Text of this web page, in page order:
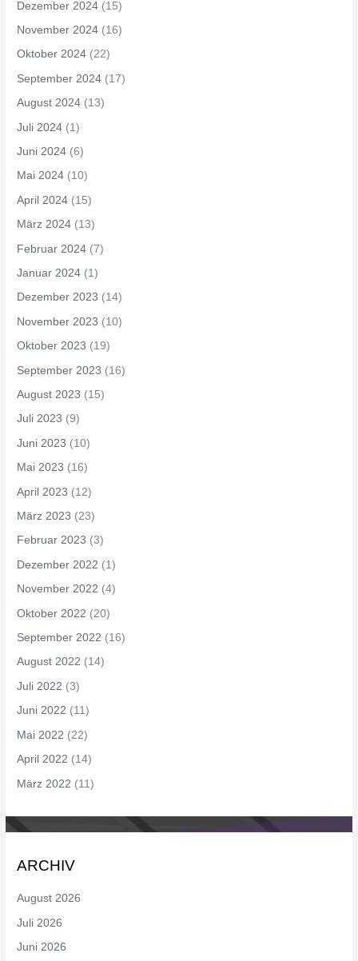
Dezember 2024 (15)
November 2024 (16)
Oktober 2024 (22)
September 2024 (17)
August 2024 (13)
Juli 2024 (1)
Juni 2024 (6)
Mai 2024 (10)
April 2024 (15)
März 2024 (13)
Februar 2024 (7)
Januar 2024 (1)
Dezember 2023 (14)
November 2023 (10)
Oktober 2023 (19)
September 2023 (16)
August 2023 (15)
Juli 2023 (9)
Juni 2023 (10)
Mai 2023 (16)
April 2023 (12)
März 2023 (23)
Februar 2023 (3)
Dezember 2022 (1)
November 2022 (4)
Oktober 2022 (20)
September 2022 (16)
August 2022 (14)
Juli 2022 (3)
Juni 2022 (11)
Mai 2022 (22)
April 2022 (14)
März 2022 (11)
ARCHIV
August 2026
Juli 2026
Juni 2026